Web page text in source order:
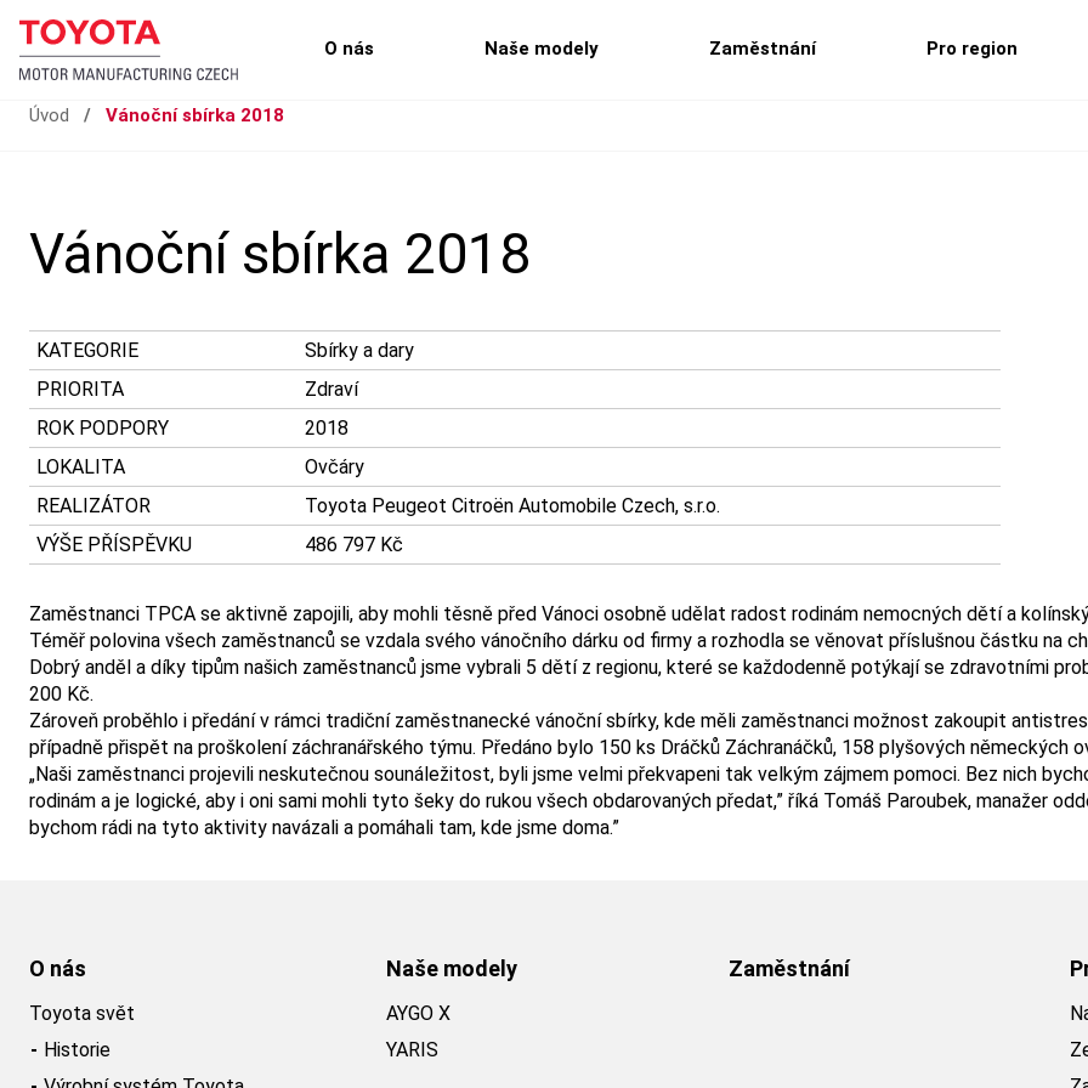
O nás Naše modely Zaměstnání Pro region
Úvod / Vánoční sbírka 2018
Vánoční sbírka 2018
KATEGORIE
Sbírky a dary
PRIORITA
Zdraví
ROK PODPORY
2018
LOKALITA
Ovčáry
REALIZÁTOR
Toyota Peugeot Citroën Automobile Czech, s.r.o.
VÝŠE PŘÍSPĚVKU
486 797 Kč
Zaměstnanci TPCA se aktivně zapojili, aby mohli těsně před Vánoci osobně udělat radost rodinám nemocných dětí a
Téměř polovina všech zaměstnanců se vzdala svého vánočního dárku od firmy a rozhodla se věnovat příslušnou částku na
Dobrý anděl a díky tipům našich zaměstnanců jsme vybrali 5 dětí z regionu, které se každodenně potýkají se zdravotními
200 Kč.
Zároveň proběhlo i předání v rámci tradiční zaměstnanecké vánoční sbírky, kde měli zaměstnanci možnost zakoupit
případně přispět na proškolení záchranářského týmu. Předáno bylo 150 ks Dráčků Záchranáčků, 158 plyšových německých
„Naši zaměstnanci projevili neskutečnou sounáležitost, byli jsme velmi překvapeni tak velkým zájmem pomoci. Bez nich
rodinám a je logické, aby i oni sami mohli tyto šeky do rukou všech obdarovaných předat,” říká Tomáš Paroubek, manažer
bychom rádi na tyto aktivity navázali a pomáhali tam, kde jsme doma.”
O nás
Toyota svět
Historie
Naše modely
AYGO X
YARIS
Zaměstnání